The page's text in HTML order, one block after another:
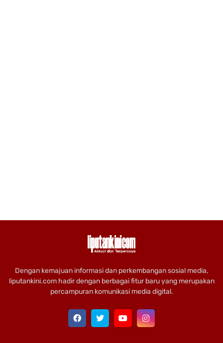
Dengan kemajuan informasi dan perkembangan sosial media,
liputankini.com hadir dengan berbagai fitur baru yang merupakan
percampuran komunikasi media digital.